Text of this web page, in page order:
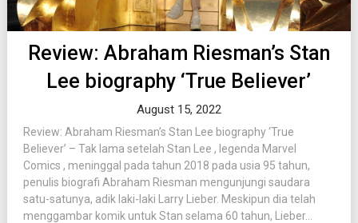
Review: Abraham Riesman’s Stan
Lee biography ‘True Believer’
August 15, 2022
Review: Abraham Riesman’s Stan Lee biography ‘True
Believer’ – Tak lama setelah Stan Lee , legenda Marvel
Comics , meninggal pada tahun 2018 pada usia 95 tahun,
penulis biografi Abraham Riesman mengunjungi saudara
satu-satunya, adik laki-laki Larry Lieber. Meskipun dia telah
menggambar komik untuk Stan selama 60 tahun, Lieber...